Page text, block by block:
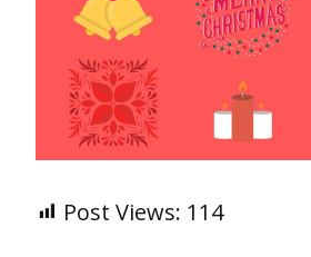
Post Views: 114